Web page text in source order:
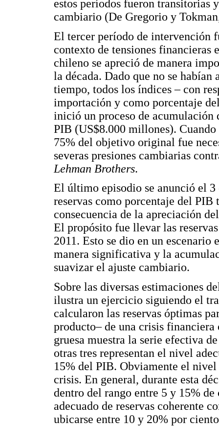
estos períodos fueron transitorias
cambiario (De Gregorio y
El tercer período de intervención
contexto de tensiones financieras
chileno se apreció de manera
la década. Dado que no se
tiempo, todos los índices – con
importación y como porcentaje
inició un proceso de acumulación
PIB (US$8.000 millones).
75% del objetivo original fue
severas presiones cambiarias
Lehman Brothers.
El último episodio se anunció el 3
reservas como porcentaje del
consecuencia de la apreciación
El propósito fue llevar las
2011. Esto se dio en un escenario
manera significativa y la
suavizar el ajuste cambiario.
Sobre las diversas estimaciones
ilustra un ejercicio siguiendo el
calcularon las reservas óptimas
producto– de una crisis
gruesa muestra la serie efectiva
otras tres representan el nivel
15% del PIB. Obviamente el
crisis. En general, durante esta
dentro del rango entre 5 y 15%
adecuado de reservas coherente
ubicarse entre 10 y 20% por